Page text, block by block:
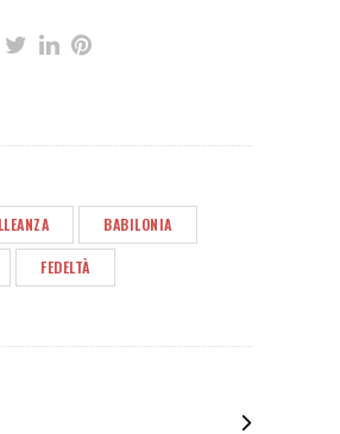
BABILONIA
FEDELTÀ